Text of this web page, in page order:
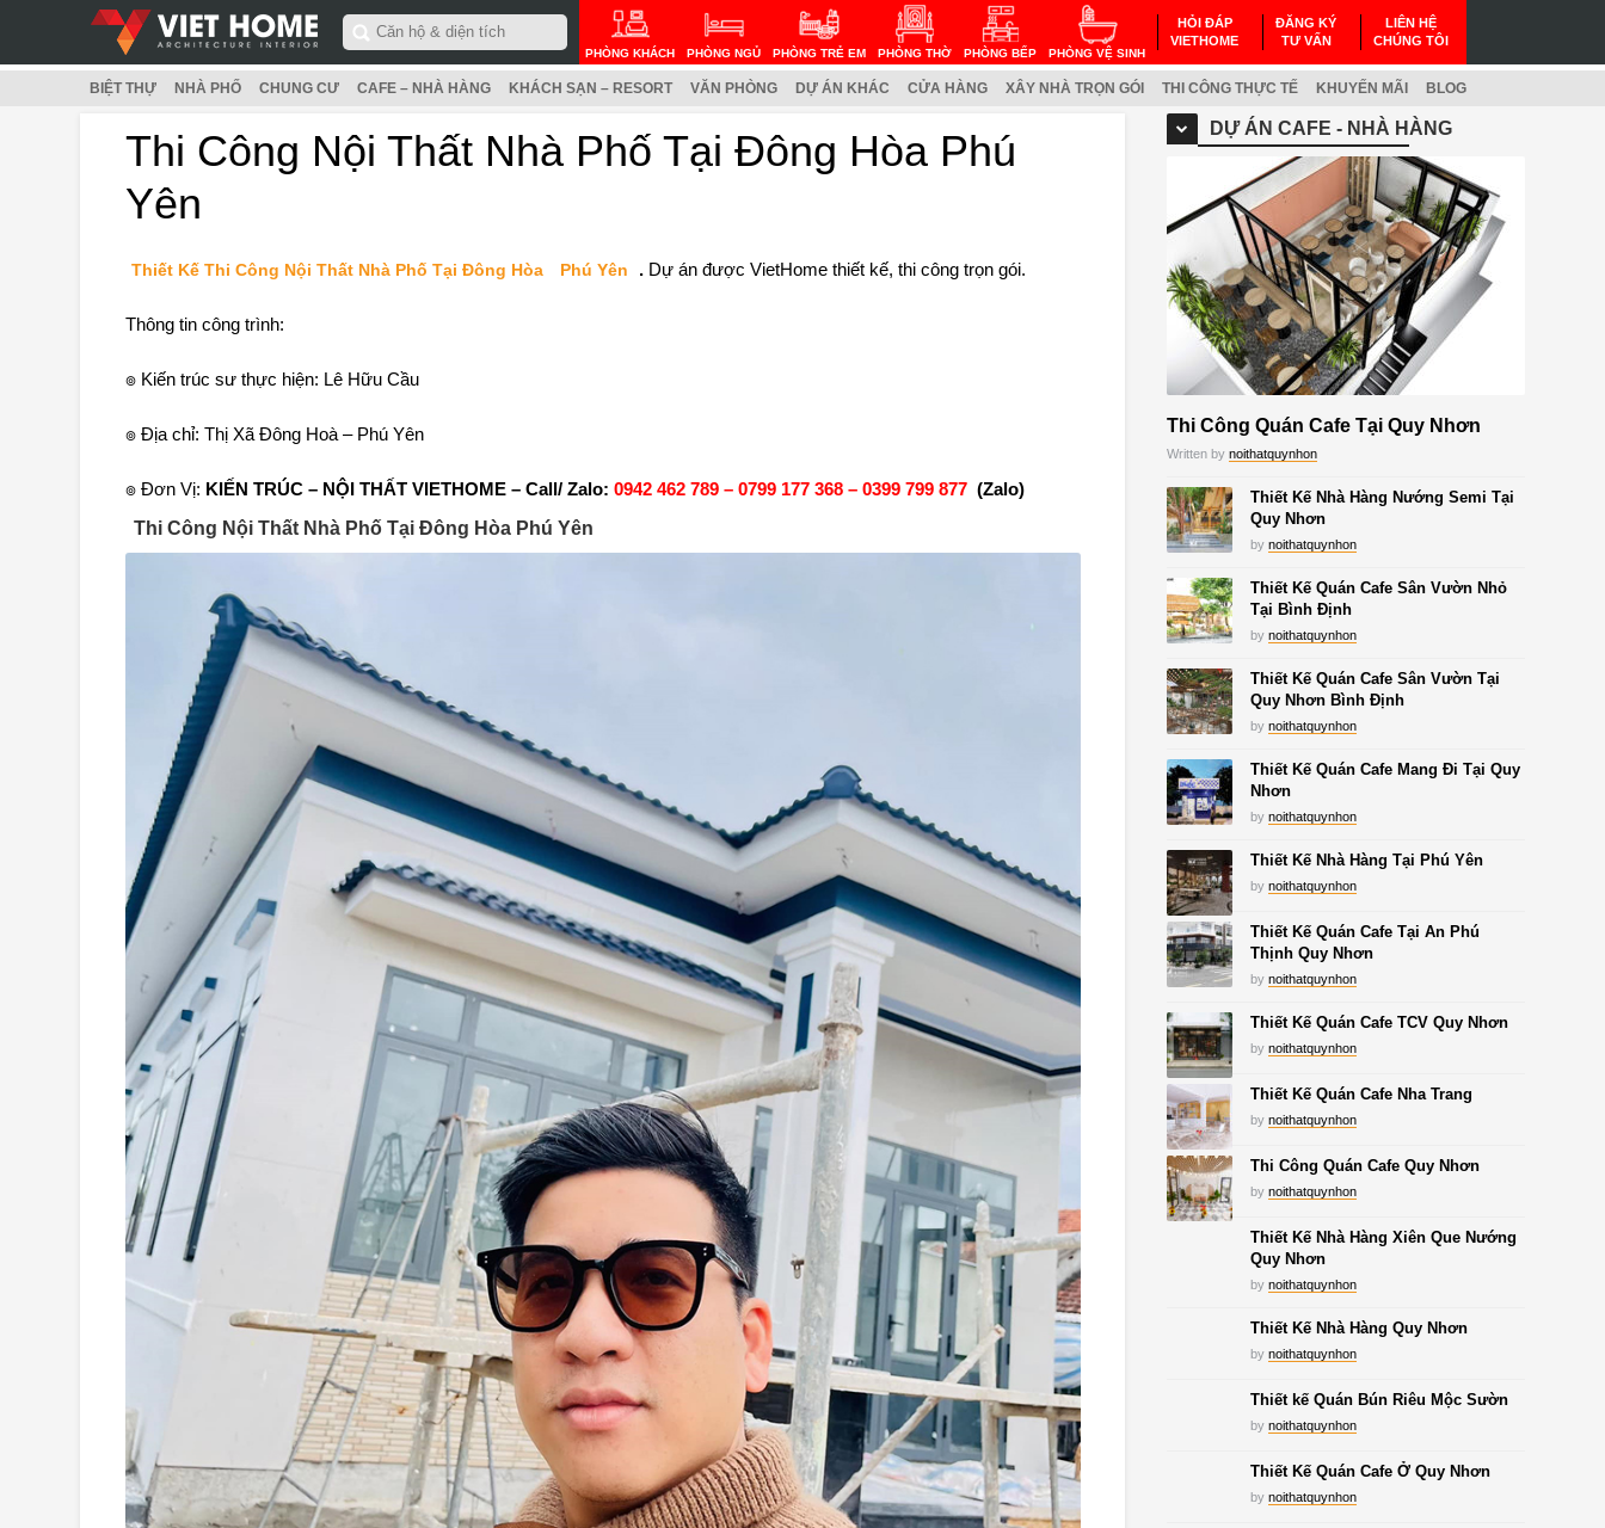
PHÒNG KHÁCH PHÒNG NGỦ PHÒNG TRẺ EM PHÒNG THỜ PHÒNG BẾP PHÒNG VỆ SINH
HỎI ĐÁP
VIETHOME
ĐĂNG KÝ
TƯ VẤN
LIÊN HỆ
CHÚNG TÔI
BIỆT THỰ NHÀ PHỐ CHUNG CƯ CAFE – NHÀ HÀNG KHÁCH SẠN – RESORT VĂN PHÒNG DỰ ÁN KHÁC CỬA HÀNG XÂY NHÀ TRỌN GÓI THI CÔNG THỰC TẾ KHUYẾN MÃI BLOG
Thi Công Nội Thất Nhà Phố Tại Đông Hòa Phú
Yên
Thiết Kế Thi Công Nội Thất Nhà Phố Tại Đông Hòa Phú Yên . Dự án được VietHome thiết kế, thi công trọn gói.
Thông tin công trình:
๏ Kiến trúc sư thực hiện: Lê Hữu Cầu
๏ Địa chỉ: Thị Xã Đông Hoà – Phú Yên
๏ Đơn Vị: KIẾN TRÚC – NỘI THẤT VIETHOME – Call/ Zalo: 0942 462 789 – 0799 177 368 – 0399 799 877 (Zalo)
Thi Công Nội Thất Nhà Phố Tại Đông Hòa Phú Yên
DỰ ÁN CAFE - NHÀ HÀNG
Thi Công Quán Cafe Tại Quy Nhơn
Written by noithatquynhon
Thiết Kế Nhà Hàng Nướng Semi Tại
Quy Nhơn
by noithatquynhon
Thiết Kế Quán Cafe Sân Vườn Nhỏ
Tại Bình Định
by noithatquynhon
Thiết Kế Quán Cafe Sân Vườn Tại
Quy Nhơn Bình Định
by noithatquynhon
Thiết Kế Quán Cafe Mang Đi Tại Quy
Nhơn
by noithatquynhon
Thiết Kế Nhà Hàng Tại Phú Yên
by noithatquynhon
Thiết Kế Quán Cafe Tại An Phú
Thịnh Quy Nhơn
by noithatquynhon
Thiết Kế Quán Cafe TCV Quy Nhơn
by noithatquynhon
Thiết Kế Quán Cafe Nha Trang
by noithatquynhon
Thi Công Quán Cafe Quy Nhơn
by noithatquynhon
Thiết Kế Nhà Hàng Xiên Que Nướng
Quy Nhơn
by noithatquynhon
Thiết Kế Nhà Hàng Quy Nhơn
by noithatquynhon
Thiết kế Quán Bún Riêu Mộc Sườn
by noithatquynhon
Thiết Kế Quán Cafe Ở Quy Nhơn
by noithatquynhon